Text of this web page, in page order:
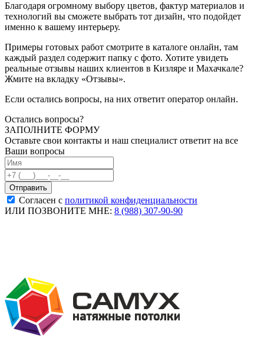
Благодаря огромному выбору цветов, фактур материалов и
технологий вы сможете выбрать тот дизайн, что подойдет
именно к вашему интерьеру.
Примеры готовых работ смотрите в каталоге онлайн, там
каждый раздел содержит папку с фото. Хотите увидеть
реальные отзывы наших клиентов в Кизляре и Махачкале?
Жмите на вкладку «Отзывы».
Если остались вопросы, на них ответит оператор онлайн.
Остались вопросы?
ЗАПОЛНИТЕ ФОРМУ
Оставьте свои контакты и наш специалист ответит на все
Ваши вопросы
Согласен с политикой конфиденциальности
ИЛИ ПОЗВОНИТЕ МНЕ: 8 (988) 307-90-90